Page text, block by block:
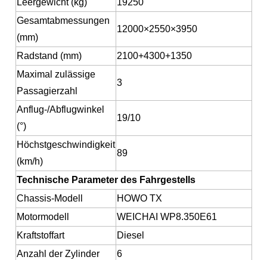
Leergewicht (kg)
19250
Gesamtabmessungen
(mm)
12000×2550×3950
Radstand (mm)
2100+4300+1350
Maximal zulässige
Passagierzahl
3
Anflug-/Abflugwinkel
(°)
19/10
Höchstgeschwindigkeit
(km/h)
89
Technische Parameter des Fahrgestells
Chassis-Modell
HOWO TX
Motormodell
WEICHAI WP8.350E61
Kraftstoffart
Diesel
Anzahl der Zylinder
6